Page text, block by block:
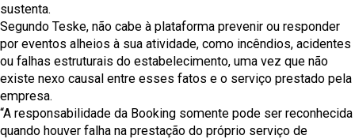
sustenta.
Segundo Teske, não cabe à plataforma prevenir ou responder
por eventos alheios à sua atividade, como incêndios, acidentes
ou falhas estruturais do estabelecimento, uma vez que não
existe nexo causal entre esses fatos e o serviço prestado pela
empresa.
“A responsabilidade da Booking somente pode ser reconhecida
quando houver falha na prestação do próprio serviço de